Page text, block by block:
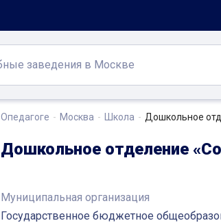
Опедагоге Москва Школа Дошкольное
Дошкольное отделение
Муниципальная организация
Государственное бюджетное